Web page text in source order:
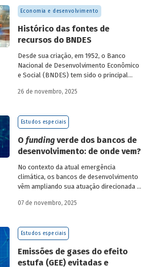
Economia e desenvolvimento
Histórico das fontes de
recursos do BNDES
Desde sua criação, em 1952, o Banco
Nacional de Desenvolvimento Econômico
e Social (BNDES) tem sido o principal
brasileiro, ocupando um espaço central
momentos de crise, como as de 2008 e
da Covid-19, e no combate à emergência
entanto, são necessárias sólidas fontes
de recursos.
26 de novembro, 2025
Estudos especiais
O fundingverde dos bancos de
desenvolvimento: de onde vem?
No contexto da atual emergência
climática, os bancos de desenvolvimento
vêm ampliando sua atuação direcionada à
e, consequentemente, buscado novas
Estudo especial do BNDES 61
onde vem ofunding
o BNDES aos seus pares.
07 de novembro, 2025
Estudos especiais
Emissões de gases do efeito
estufa (GEE) evitadas e